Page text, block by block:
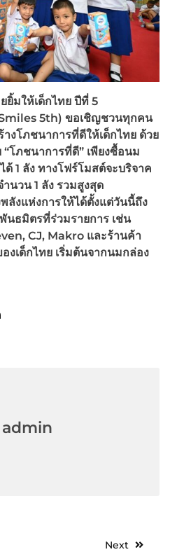
ยิ้มให้เด็กไทย ปีที่ 5
5th) ขอเชิญชวนทุกคน
งโภชนาการที่ดีให้เด็กไทย ด้วย
โภชนาการที่ดี” เพียงซื้อนม
ด้ 1 ลัง ทางโฟร์โมสต์จะบริจาค
ำนวน 1 ลัง รวมสูงสุด
ลังแห่งการให้ได้ตั้งแต่วันนี้ถึง
นธมิตรที่ร่วมรายการ เช่น
CJ, Makro และร้านค้า
งเด็กไทย เริ่มต้นจากนมกล่อง
admin
Next